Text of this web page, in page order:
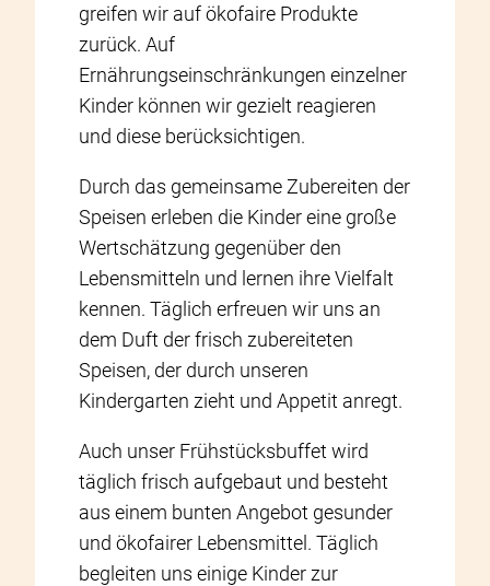
greifen wir auf ökofaire Produkte
zurück. Auf
Ernährungseinschränkungen einzelner
Kinder können wir gezielt reagieren
und diese berücksichtigen.
Durch das gemeinsame Zubereiten der
Speisen erleben die Kinder eine große
Wertschätzung gegenüber den
Lebensmitteln und lernen ihre Vielfalt
kennen. Täglich erfreuen wir uns an
dem Duft der frisch zubereiteten
Speisen, der durch unseren
Kindergarten zieht und Appetit anregt.
Auch unser Frühstücksbuffet wird
täglich frisch aufgebaut und besteht
aus einem bunten Angebot gesunder
und ökofairer Lebensmittel. Täglich
begleiten uns einige Kinder zur